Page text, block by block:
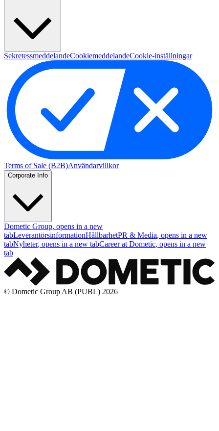
SekretessmeddelandeCookiemeddelandeCookie-inställningar
Terms of Sale (B2B)Användarvillkor
Corporate Info
Dometic Group, opens in a new
tabLeverantörsinformationHållbarhetPR & Media, opens in a new
tabNyheter, opens in a new tabCareer at Dometic, opens in a new
tab
© Dometic Group AB (PUBL) 2026